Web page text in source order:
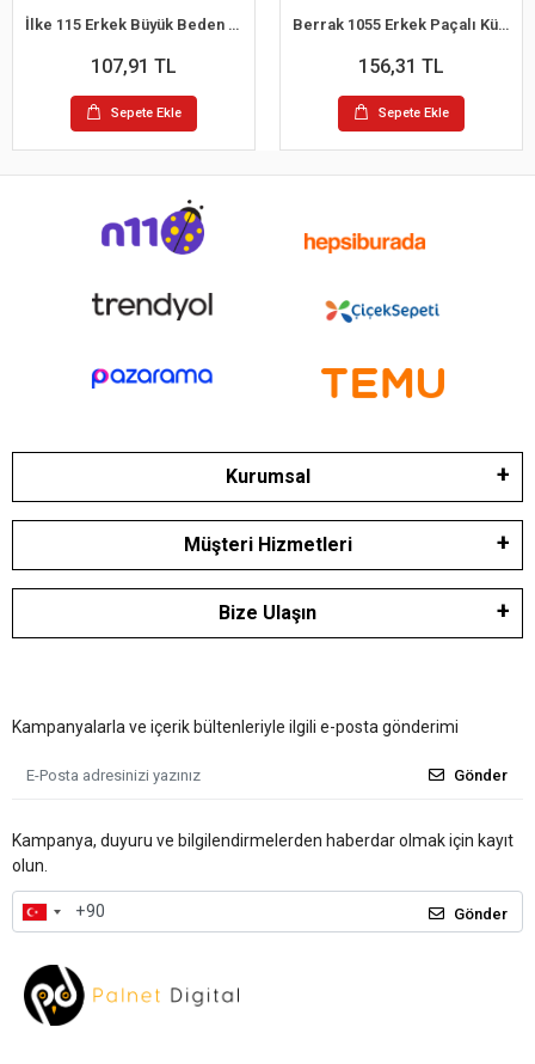
İlke 115 Erkek Büyük Beden Kom Slip Külot 2XL
107,91 TL
Sepete Ekle
Berrak 1055 Erkek Paçalı Külot M
156,31 TL
Sepete Ekle
Kurumsal
Müşteri Hizmetleri
Bize Ulaşın
Kampanyalarla ve içerik bültenleriyle ilgili e-posta gönderimi
Gönder
Kampanya, duyuru ve bilgilendirmelerden haberdar olmak için kayıt
olun.
Gönder